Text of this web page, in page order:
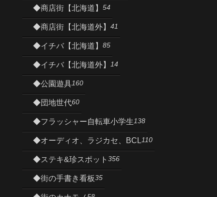
◆商店街【北海道】 54
◆商店街【北海道外】 41
◆イチバ【北海道】 85
◆イチバ【北海道外】 14
◆公園遊具160
◆団地世代60
◆フラッシャー自転車小学生138
◆オーディオ、ラジカセ、BCL110
◆ステキ&珍スポット 356
◆街の手書き看板35